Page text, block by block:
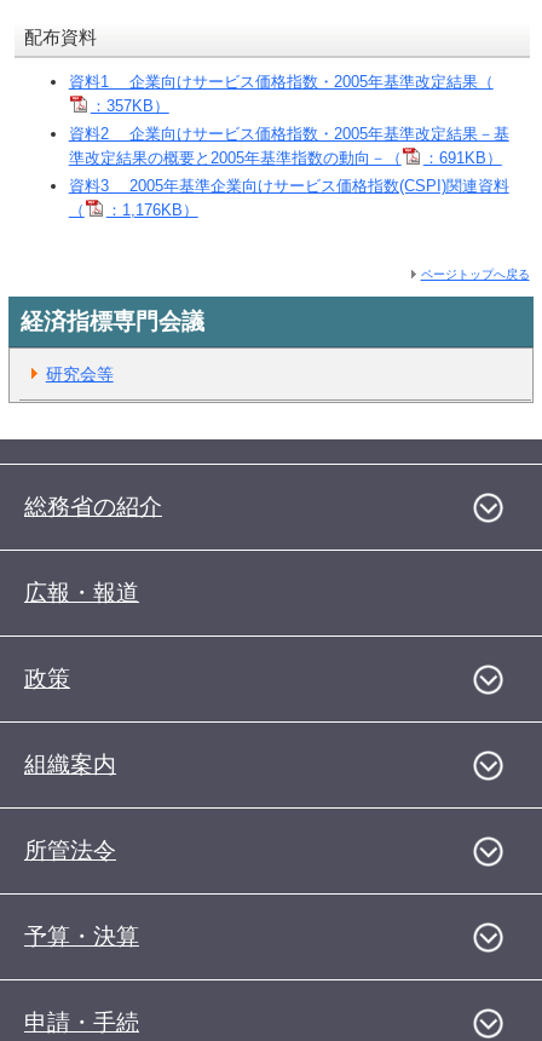
配布資料
資料1 企業向けサービス価格指数・2005年基準改定結果（
：357KB）
資料2 企業向けサービス価格指数・2005年基準改定結果－基
準改定結果の概要と2005年基準指数の動向－（
：691KB）
資料3 2005年基準企業向けサービス価格指数(CSPI)関連資料
（
：1,176KB）
ページトップへ戻る
経済指標専門会議
研究会等
総務省の紹介
広報・報道
政策
組織案内
所管法令
予算・決算
申請・手続